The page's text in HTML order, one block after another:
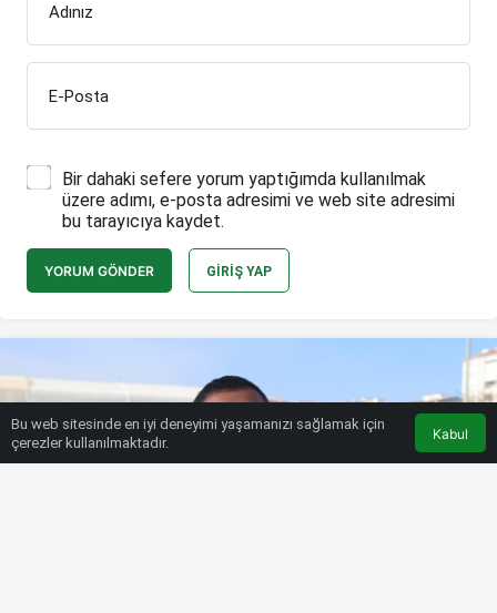
Adınız
E-Posta
Bir dahaki sefere yorum yaptığımda kullanılmak
üzere adımı, e-posta adresimi ve web site adresimi
bu tarayıcıya kaydet.
YORUM GÖNDER GIRIŞ YAP
Bu web sitesinde en iyi deneyimi yaşamanızı sağlamak için
çerezler kullanılmaktadır.
Kabul